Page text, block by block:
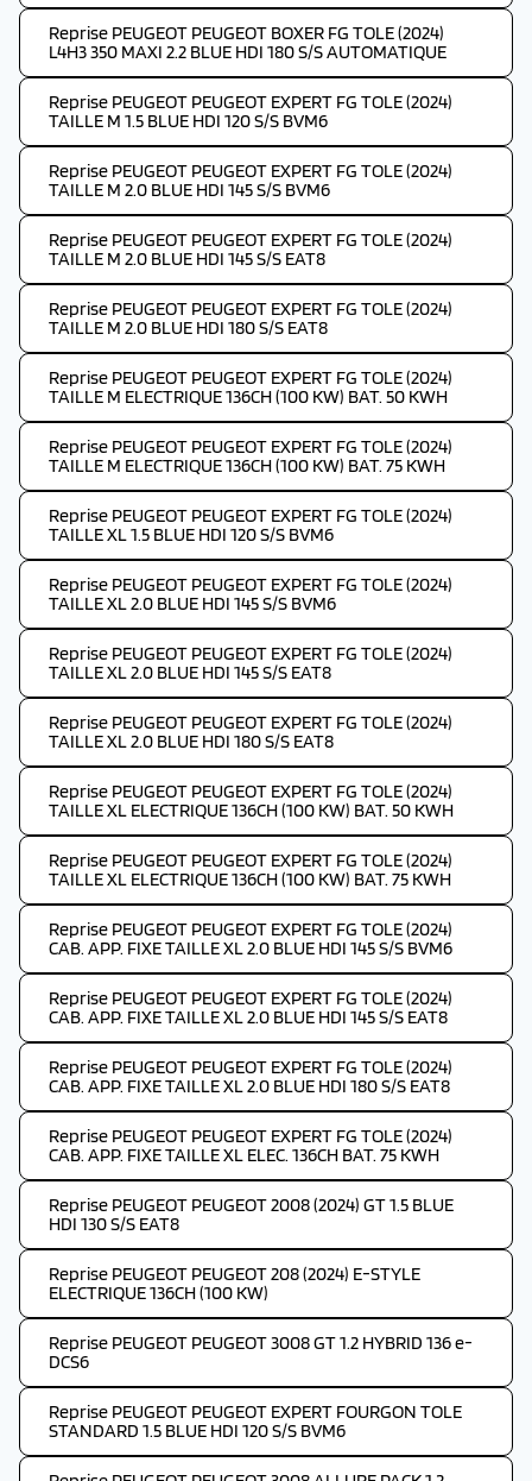
Reprise PEUGEOT PEUGEOT BOXER FG TOLE (2024)
L4H3 350 MAXI 2.2 BLUE HDI 180 S/S AUTOMATIQUE
Reprise PEUGEOT PEUGEOT EXPERT FG TOLE (2024)
TAILLE M 1.5 BLUE HDI 120 S/S BVM6
Reprise PEUGEOT PEUGEOT EXPERT FG TOLE (2024)
TAILLE M 2.0 BLUE HDI 145 S/S BVM6
Reprise PEUGEOT PEUGEOT EXPERT FG TOLE (2024)
TAILLE M 2.0 BLUE HDI 145 S/S EAT8
Reprise PEUGEOT PEUGEOT EXPERT FG TOLE (2024)
TAILLE M 2.0 BLUE HDI 180 S/S EAT8
Reprise PEUGEOT PEUGEOT EXPERT FG TOLE (2024)
TAILLE M ELECTRIQUE 136CH (100 KW) BAT. 50 KWH
Reprise PEUGEOT PEUGEOT EXPERT FG TOLE (2024)
TAILLE M ELECTRIQUE 136CH (100 KW) BAT. 75 KWH
Reprise PEUGEOT PEUGEOT EXPERT FG TOLE (2024)
TAILLE XL 1.5 BLUE HDI 120 S/S BVM6
Reprise PEUGEOT PEUGEOT EXPERT FG TOLE (2024)
TAILLE XL 2.0 BLUE HDI 145 S/S BVM6
Reprise PEUGEOT PEUGEOT EXPERT FG TOLE (2024)
TAILLE XL 2.0 BLUE HDI 145 S/S EAT8
Reprise PEUGEOT PEUGEOT EXPERT FG TOLE (2024)
TAILLE XL 2.0 BLUE HDI 180 S/S EAT8
Reprise PEUGEOT PEUGEOT EXPERT FG TOLE (2024)
TAILLE XL ELECTRIQUE 136CH (100 KW) BAT. 50 KWH
Reprise PEUGEOT PEUGEOT EXPERT FG TOLE (2024)
TAILLE XL ELECTRIQUE 136CH (100 KW) BAT. 75 KWH
Reprise PEUGEOT PEUGEOT EXPERT FG TOLE (2024)
CAB. APP. FIXE TAILLE XL 2.0 BLUE HDI 145 S/S BVM6
Reprise PEUGEOT PEUGEOT EXPERT FG TOLE (2024)
CAB. APP. FIXE TAILLE XL 2.0 BLUE HDI 145 S/S EAT8
Reprise PEUGEOT PEUGEOT EXPERT FG TOLE (2024)
CAB. APP. FIXE TAILLE XL 2.0 BLUE HDI 180 S/S EAT8
Reprise PEUGEOT PEUGEOT EXPERT FG TOLE (2024)
CAB. APP. FIXE TAILLE XL ELEC. 136CH BAT. 75 KWH
Reprise PEUGEOT PEUGEOT 2008 (2024) GT 1.5 BLUE
HDI 130 S/S EAT8
Reprise PEUGEOT PEUGEOT 208 (2024) E-STYLE
ELECTRIQUE 136CH (100 KW)
Reprise PEUGEOT PEUGEOT 3008 GT 1.2 HYBRID 136 e-
DCS6
Reprise PEUGEOT PEUGEOT EXPERT FOURGON TOLE
STANDARD 1.5 BLUE HDI 120 S/S BVM6